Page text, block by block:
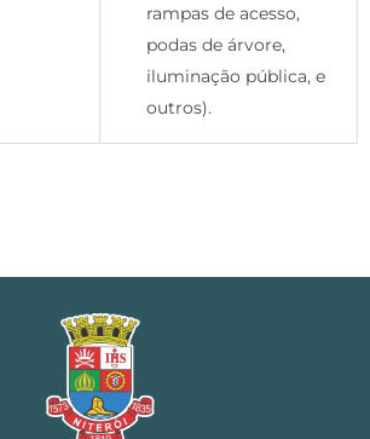
rampas de acesso,
podas de árvore,
iluminação pública, e
outros).